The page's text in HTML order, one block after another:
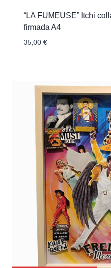
“LA FUMEUSE” Itchi
firmada A4
35,00 €